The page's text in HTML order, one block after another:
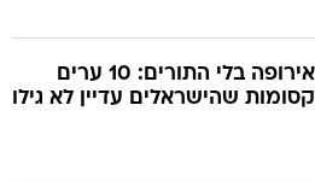
אירופה בלי התורים: 10 ערים
קסומות שהישראלים עדיין לא גילו